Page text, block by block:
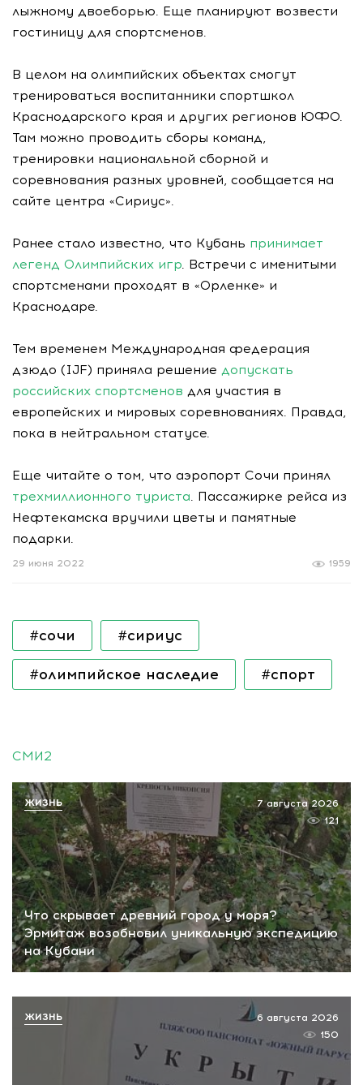
лыжному двоеборью. Еще планируют возвести
гостиницу для спортсменов.
В целом на олимпийских объектах смогут
тренироваться воспитанники спортшкол
Краснодарского края и других регионов ЮФО.
Там можно проводить сборы команд,
тренировки национальной сборной и
соревнования разных уровней, сообщается на
сайте центра «Сириус».
Ранее стало известно, что Кубань принимает
легенд Олимпийских игр. Встречи с именитыми
спортсменами проходят в «Орленке» и
Краснодаре.
Тем временем Международная федерация
дзюдо (IJF) приняла решение допускать
российских спортсменов для участия в
европейских и мировых соревнованиях. Правда,
пока в нейтральном статусе.
Еще читайте о том, что аэропорт Сочи принял
трехмиллионного туриста. Пассажирке рейса из
Нефтекамска вручили цветы и памятные
подарки.
1959
29 июня 2022
#сочи #сириус
#олимпийское наследие #спорт
СМИ2
Что скрывает древний город у моря?
Эрмитаж возобновил уникальную экспедицию
на Кубани
7 августа 2026
121
ЖИЗНЬ
6 августа 2026
150
ЖИЗНЬ